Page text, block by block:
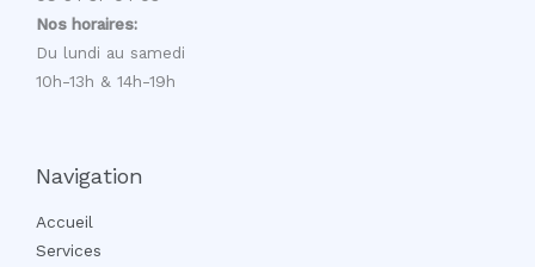
Nos horaires:
Du lundi au samedi
10h-13h & 14h-19h
Navigation
Accueil
Services